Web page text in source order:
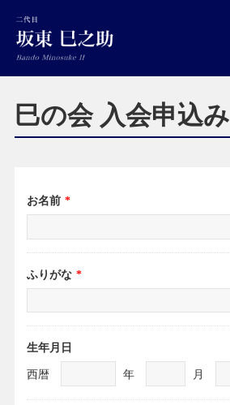
巳の会 入会申込み
お名前 *
ふりがな *
生年月日
西暦 年 月